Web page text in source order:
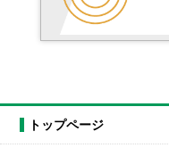
トップページ